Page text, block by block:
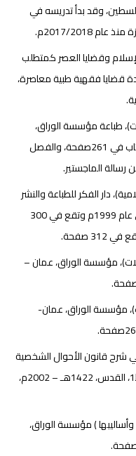
وقد بدأ تدريسه في
2018م.
وقضايا العصر كمتطلب
فقهية طبية معاصرة،
طباعة مؤسسة الوراق،
عمان – الأردن، عام 2000م، ويقع الكتاب في 261صفحة، والفصل
رسالة الماجستير.
دار الفكر للطباعة والنشر
والتوزيع، عمان –الأردن، الطبعة الأولى عام 1999م وتقع في 300
مؤسسة الوراق، عمان –
مؤسسة الوراق، عمان-
شرح قانون الأحوال الشخصية
المعمول به في المحاكم الشرعية)، ط1، القدس، 1422هـ – 2002م،
) مؤسسة الوراق،